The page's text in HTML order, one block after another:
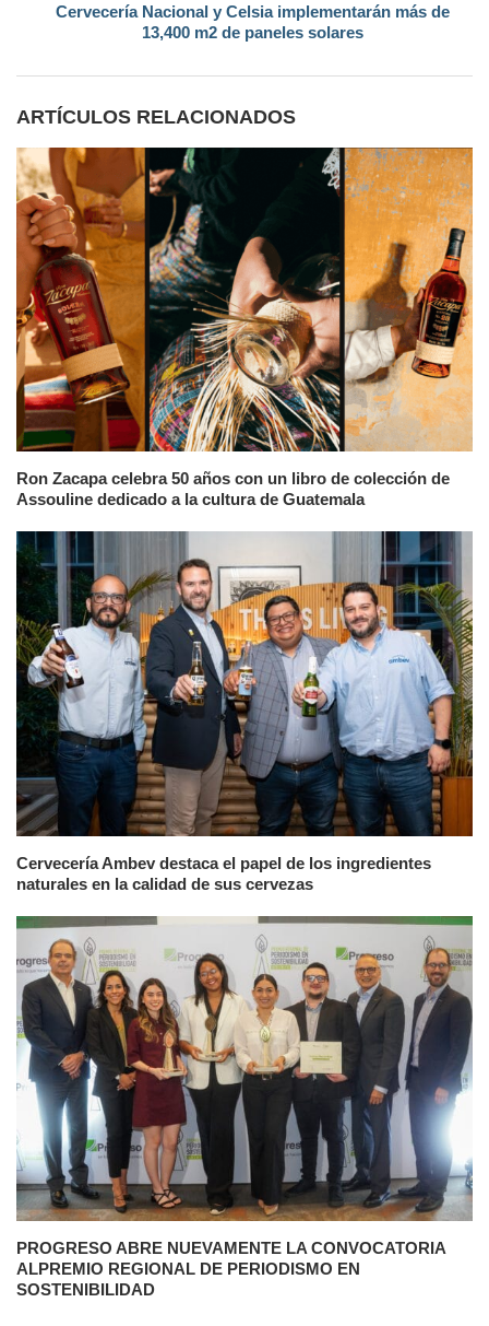
Cervecería Nacional y Celsia implementarán más de
13,400 m2 de paneles solares
ARTÍCULOS RELACIONADOS
Ron Zacapa celebra 50 años con un libro de colección de
Assouline dedicado a la cultura de Guatemala
Cervecería Ambev destaca el papel de los ingredientes
naturales en la calidad de sus cervezas
PROGRESO ABRE NUEVAMENTE LA CONVOCATORIA
ALPREMIO REGIONAL DE PERIODISMO EN
SOSTENIBILIDAD